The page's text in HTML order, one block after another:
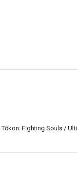
Tōkon: Fighting Souls /